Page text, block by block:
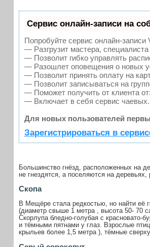
Сервис онлайн-записи на
Попробуйте сервис онлайн-записи
— Разгрузит мастера,
— Позволит гибко управлять
— Разошлет оповещения о новых
— Позволит принять оплату на
— Позволит записываться на
— Поможет получить от клиента
— Включает в себя сервис чаевых.
Для новых пользователей
Зарегистрироваться в
Большинство гнёзд, расположенных на
не гнездятся, а поселяются на
Скопа
В Мещёре стала редкостью, но найти её
(диаметр свыше 1 метра, высота 50- 70
Скорлупа бледно-голубая с
и тёмными пятнами у глаз. Взрослые
крыльев более 1,5 метра), тёмные